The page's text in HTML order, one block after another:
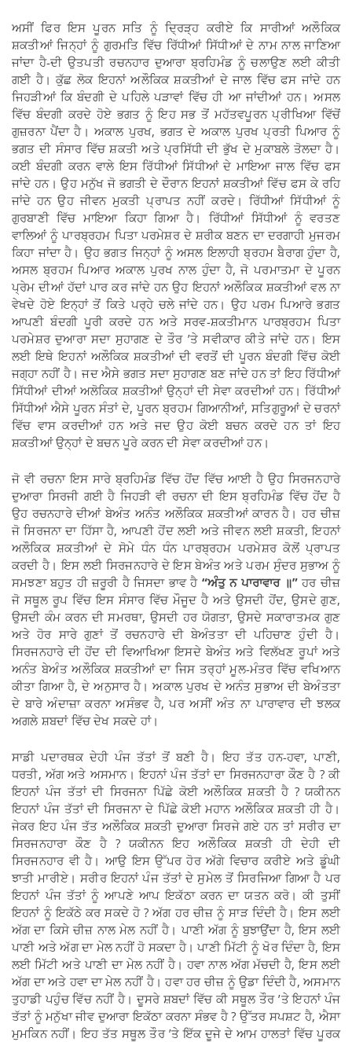
ਅਸੀਂ ਫਿਰ ਇਸ ਪੂਰਨ ਸਤਿ ਨੂੰ ਦ੍ਰਿੜ੍ਹ ਕਰੀਏ ਕਿ ਸਾਰੀਆਂ ਅਲੌਕਿਕ
ਸ਼ਕਤੀਆਂ ਜਿਨ੍ਹਾਂ ਨੂੰ ਗੁਰਮਤਿ ਵਿੱਚ ਰਿੱਧੀਆਂ ਸਿੱਧੀਆਂ ਦੇ ਨਾਮ ਨਾਲ ਜਾਣਿਆ
ਜਾਂਦਾ ਹੈ-ਦੀ ਉਤਪਤੀ ਰਚਨਹਾਰ ਦੁਆਰਾ ਬ੍ਰਹਿਮੰਡ ਨੂੰ ਚਲਾਉਣ ਲਈ ਕੀਤੀ
ਗਈ ਹੈ। ਕੁੱਛ ਲੋਕ ਇਹਨਾਂ ਅਲੌਕਿਕ ਸ਼ਕਤੀਆਂ ਦੇ ਜਾਲ ਵਿੱਚ ਫਸ ਜਾਂਦੇ ਹਨ
ਜਿਹੜੀਆਂ ਕਿ ਬੰਦਗੀ ਦੇ ਪਹਿਲੇ ਪੜਾਵਾਂ ਵਿੱਚ ਹੀ ਆ ਜਾਂਦੀਆਂ ਹਨ। ਅਸਲ
ਵਿੱਚ ਬੰਦਗੀ ਕਰਦੇ ਹੋਏ ਭਗਤ ਨੂੰ ਇਹ ਸਭ ਤੋਂ ਮਹੱਤਵਪੂਰਨ ਪ੍ਰੀਖਿਆ ਵਿੱਚੋਂ
ਗੁਜ਼ਰਨਾ ਪੈਂਦਾ ਹੈ। ਅਕਾਲ ਪੁਰਖ, ਭਗਤ ਦੇ ਅਕਾਲ ਪੁਰਖ ਪ੍ਰਤੀ ਪਿਆਰ ਨੂੰ
ਭਗਤ ਦੀ ਸੰਸਾਰ ਵਿੱਚ ਸ਼ਕਤੀ ਅਤੇ ਪ੍ਰਸਿੱਧੀ ਦੀ ਭੁੱਖ ਦੇ ਮੁਕਾਬਲੇ ਤੋਲਦਾ ਹੈ।
ਕਈ ਬੰਦਗੀ ਕਰਨ ਵਾਲੇ ਇਸ ਰਿੱਧੀਆਂ ਸਿੱਧੀਆਂ ਦੇ ਮਾਇਆ ਜਾਲ ਵਿੱਚ ਫਸ
ਜਾਂਦੇ ਹਨ। ਉਹ ਮਨੁੱਖ ਜੋ ਭਗਤੀ ਦੇ ਦੌਰਾਨ ਇਹਨਾਂ ਸ਼ਕਤੀਆਂ ਵਿੱਚ ਫਸ ਕੇ ਰਹਿ
ਜਾਂਦੇ ਹਨ ਉਹ ਜੀਵਨ ਮੁਕਤੀ ਪ੍ਰਾਪਤ ਨਹੀਂ ਕਰਦੇ। ਰਿੱਧੀਆਂ ਸਿੱਧੀਆਂ ਨੂੰ
ਗੁਰਬਾਣੀ ਵਿੱਚ ਮਾਇਆ ਕਿਹਾ ਗਿਆ ਹੈ। ਰਿੱਧੀਆਂ ਸਿੱਧੀਆਂ ਨੂੰ ਵਰਤਣ
ਵਾਲਿਆਂ ਨੂੰ ਪਾਰਬ੍ਰਹਮ ਪਿਤਾ ਪਰਮੇਸ਼ਰ ਦੇ ਸ਼ਰੀਕ ਬਣਨ ਦਾ ਦਰਗਾਹੀ ਮੁਜਰਮ
ਕਿਹਾ ਜਾਂਦਾ ਹੈ। ਉਹ ਭਗਤ ਜਿਨ੍ਹਾਂ ਨੂੰ ਅਸਲ ਇਲਾਹੀ ਬ੍ਰਹਮ ਬੈਰਾਗ ਹੁੰਦਾ ਹੈ,
ਅਸਲ ਬ੍ਰਹਮ ਪਿਆਰ ਅਕਾਲ ਪੁਰਖ ਨਾਲ ਹੁੰਦਾ ਹੈ, ਜੋ ਪਰਮਾਤਮਾ ਦੇ ਪੂਰਨ
ਪ੍ਰੇਮ ਦੀਆਂ ਹੱਦਾਂ ਪਾਰ ਕਰ ਜਾਂਦੇ ਹਨ ਉਹ ਇਹਨਾਂ ਅਲੌਕਿਕ ਸ਼ਕਤੀਆਂ ਵਲ ਨਾ
ਵੇਖਦੇ ਹੋਏ ਇਨ੍ਹਾਂ ਤੋਂ ਕਿਤੇ ਪਰ੍ਹੇ ਚਲੇ ਜਾਂਦੇ ਹਨ। ਉਹ ਪਰਮ ਪਿਆਰੇ ਭਗਤ
ਆਪਣੀ ਬੰਦਗੀ ਪੂਰੀ ਕਰਦੇ ਹਨ ਅਤੇ ਸਰਵ-ਸ਼ਕਤੀਮਾਨ ਪਾਰਬ੍ਰਹਮ ਪਿਤਾ
ਪਰਮੇਸ਼ਰ ਦੁਆਰਾ ਸਦਾ ਸੁਹਾਗਣ ਦੇ ਤੌਰ ’ਤੇ ਸਵੀਕਾਰ ਕੀਤੇ ਜਾਂਦੇ ਹਨ। ਇਸ
ਲਈ ਇਥੇ ਇਹਨਾਂ ਅਲੌਕਿਕ ਸ਼ਕਤੀਆਂ ਦੀ ਵਰਤੋਂ ਦੀ ਪੂਰਨ ਬੰਦਗੀ ਵਿੱਚ ਕੋਈ
ਜਗ੍ਹਾ ਨਹੀਂ ਹੈ। ਜਦ ਐਸੇ ਭਗਤ ਸਦਾ ਸੁਹਾਗਣ ਬਣ ਜਾਂਦੇ ਹਨ ਤਾਂ ਇਹ ਰਿੱਧੀਆਂ
ਸਿੱਧੀਆਂ ਦੀਆਂ ਅਲੋਕਿਕ ਸ਼ਕਤੀਆਂ ਉਨ੍ਹਾਂ ਦੀ ਸੇਵਾ ਕਰਦੀਆਂ ਹਨ। ਰਿੱਧੀਆਂ
ਸਿੱਧੀਆਂ ਐਸੇ ਪੂਰਨ ਸੰਤਾਂ ਦੇ, ਪੂਰਨ ਬ੍ਰਹਮ ਗਿਆਨੀਆਂ, ਸਤਿਗੁਰੂਆਂ ਦੇ ਚਰਨਾਂ
ਵਿੱਚ ਵਾਸ ਕਰਦੀਆਂ ਹਨ ਅਤੇ ਜਦ ਉਹ ਕੋਈ ਬਚਨ ਕਰਦੇ ਹਨ ਤਾਂ ਇਹ
ਸ਼ਕਤੀਆਂ ਉਨ੍ਹਾਂ ਦੇ ਬਚਨ ਪੂਰੇ ਕਰਨ ਦੀ ਸੇਵਾ ਕਰਦੀਆਂ ਹਨ।
ਜੋ ਵੀ ਰਚਨਾ ਇਸ ਸਾਰੇ ਬ੍ਰਹਿਮੰਡ ਵਿੱਚ ਹੋਂਦ ਵਿੱਚ ਆਈ ਹੈ ਉਹ ਸਿਰਜਨਹਾਰੇ
ਦੁਆਰਾ ਸਿਰਜੀ ਗਈ ਹੈ ਜਿਹੜੀ ਵੀ ਰਚਨਾ ਦੀ ਇਸ ਬ੍ਰਹਿਮੰਡ ਵਿੱਚ ਹੋਂਦ ਹੈ
ਉਹ ਰਚਨਹਾਰੇ ਦੀਆਂ ਬੇਅੰਤ ਅਨੰਤ ਅਲੌਕਿਕ ਸ਼ਕਤੀਆਂ ਕਾਰਨ ਹੈ। ਹਰ ਚੀਜ਼
ਜੋ ਸਿਰਜਨਾ ਦਾ ਹਿੱਸਾ ਹੈ, ਆਪਣੀ ਹੋਂਦ ਲਈ ਅਤੇ ਜੀਵਨ ਲਈ ਸ਼ਕਤੀ, ਇਹਨਾਂ
ਅਲੌਕਿਕ ਸ਼ਕਤੀਆਂ ਦੇ ਸੋਮੇ ਧੰਨ ਧੰਨ ਪਾਰਬ੍ਰਹਮ ਪਰਮੇਸ਼ਰ ਕੋਲੋਂ ਪ੍ਰਾਪਤ
ਕਰਦੀ ਹੈ। ਇਸ ਲਈ ਸਿਰਜਨਹਾਰੇ ਦੇ ਇਸ ਬੇਅੰਤ ਅਤੇ ਪਰਮ ਸੁੰਦਰ ਸੁਭਾਅ ਨੂੰ
ਸਮਝਣਾ ਬਹੁਤ ਹੀ ਜ਼ਰੂਰੀ ਹੈ ਜਿਸਦਾ ਭਾਵ ਹੈ “ਅੰਤੁ ਨ ਪਾਰਾਵਾਰ ॥”ਹਰ ਚੀਜ਼
ਜੋ ਸਥੂਲ ਰੂਪ ਵਿੱਚ ਇਸ ਸੰਸਾਰ ਵਿੱਚ ਮੌਜੂਦ ਹੈ ਅਤੇ ਉਸਦੀ ਹੋਂਦ, ਉਸਦੇ ਗੁਣ,
ਉਸਦੀ ਕੰਮ ਕਰਨ ਦੀ ਸਮਰਥਾ, ਉਸਦੀ ਹਰ ਯੋਗਤਾ, ਉਸਦੇ ਸਕਾਰਾਤਮਕ ਗੁਣ
ਅਤੇ ਹੋਰ ਸਾਰੇ ਗੁਣਾਂ ਤੋਂ ਰਚਨਹਾਰੇ ਦੀ ਬੇਅੰਤਤਾ ਦੀ ਪਹਿਚਾਣ ਹੁੰਦੀ ਹੈ।
ਸਿਰਜਨਹਾਰੇ ਦੀ ਹੋਂਦ ਦੀ ਵਿਆਖਿਆ ਇਸਦੇ ਬੇਅੰਤ ਅਤੇ ਵਿਲੱਖਣ ਰੂਪਾਂ ਅਤੇ
ਅਨੰਤ ਬੇਅੰਤ ਅਲੌਕਿਕ ਸ਼ਕਤੀਆਂ ਦਾ ਜਿਸ ਤਰ੍ਹਾਂ ਮੂਲ-ਮੰਤਰ ਵਿੱਚ ਵਖਿਆਨ
ਕੀਤਾ ਗਿਆ ਹੈ, ਦੇ ਅਨੁਸਾਰ ਹੈ। ਅਕਾਲ ਪੁਰਖ ਦੇ ਅਨੰਤ ਸੁਭਾਅ ਦੀ ਬੇਅੰਤਤਾ
ਦੇ ਬਾਰੇ ਅੰਦਾਜ਼ਾ ਕਰਨਾ ਅਸੰਭਵ ਹੈ, ਪਰ ਅਸੀਂ ਅੰਤ ਨਾ ਪਾਰਾਵਾਰ ਦੀ ਝਲਕ
ਅਗਲੇ ਸ਼ਬਦਾਂ ਵਿੱਚ ਦੇਖ ਸਕਦੇ ਹਾਂ।
ਸਾਡੀ ਪਦਾਰਥਕ ਦੇਹੀ ਪੰਜ ਤੱਤਾਂ ਤੋਂ ਬਣੀ ਹੈ। ਇਹ ਤੱਤ ਹਨ-ਹਵਾ, ਪਾਣੀ,
ਧਰਤੀ, ਅੱਗ ਅਤੇ ਅਸਮਾਨ। ਇਹਨਾਂ ਪੰਜ ਤੱਤਾਂ ਦਾ ਸਿਰਜਨਹਾਰਾ ਕੌਣ ਹੈ ? ਕੀ
ਇਹਨਾਂ ਪੰਜ ਤੱਤਾਂ ਦੀ ਸਿਰਜਨਾ ਪਿੱਛੇ ਕੋਈ ਅਲੌਕਿਕ ਸ਼ਕਤੀ ਹੈ ? ਯਕੀਨਨ
ਇਹਨਾਂ ਪੰਜ ਤੱਤਾਂ ਦੀ ਸਿਰਜਨਾ ਦੇ ਪਿੱਛੇ ਕੋਈ ਮਹਾਨ ਅਲੌਕਿਕ ਸ਼ਕਤੀ ਹੀ ਹੈ।
ਜੇਕਰ ਇਹ ਪੰਜ ਤੱਤ ਅਲੌਕਿਕ ਸ਼ਕਤੀ ਦੁਆਰਾ ਸਿਰਜੇ ਗਏ ਹਨ ਤਾਂ ਸਰੀਰ ਦਾ
ਸਿਰਜਨਹਾਰਾ ਕੌਣ ਹੈ ? ਯਕੀਨਨ ਇਹ ਅਲੌਕਿਕ ਸ਼ਕਤੀ ਹੀ ਦੇਹੀ ਦੀ
ਸਿਰਜਨਹਾਰ ਵੀ ਹੈ। ਆਉ ਇਸ ਉੱਪਰ ਹੋਰ ਅੱਗੇ ਵਿਚਾਰ ਕਰੀਏ ਅਤੇ ਡੂੰਘੀ
ਝਾਤੀ ਮਾਰੀਏ। ਸਰੀਰ ਇਹਨਾਂ ਪੰਜ ਤੱਤਾਂ ਦੇ ਸੁਮੇਲ ਤੋਂ ਸਿਰਜਿਆ ਗਿਆ ਹੈ ਪਰ
ਇਹਨਾਂ ਪੰਜ ਤੱਤਾਂ ਨੂੰ ਆਪਣੇ ਆਪ ਇਕੱਠਾ ਕਰਨ ਦਾ ਯਤਨ ਕਰੋ। ਕੀ ਤੁਸੀਂ
ਇਹਨਾਂ ਨੂੰ ਇਕੱਠੇ ਕਰ ਸਕਦੇ ਹੋ ? ਅੱਗ ਹਰ ਚੀਜ਼ ਨੂੰ ਸਾੜ ਦਿੰਦੀ ਹੈ। ਇਸ ਲਈ
ਅੱਗ ਦਾ ਕਿਸੇ ਚੀਜ਼ ਨਾਲ ਮੇਲ ਨਹੀਂ ਹੈ। ਪਾਣੀ ਅੱਗ ਨੂੰ ਬੁਝਾਉਂਦਾ ਹੈ, ਇਸ ਲਈ
ਪਾਣੀ ਅਤੇ ਅੱਗ ਦਾ ਮੇਲ ਨਹੀਂ ਹੋ ਸਕਦਾ ਹੈ। ਪਾਣੀ ਮਿੱਟੀ ਨੂੰ ਖੋਰ ਦਿੰਦਾ ਹੈ, ਇਸ
ਲਈ ਮਿੱਟੀ ਅਤੇ ਪਾਣੀ ਦਾ ਮੇਲ ਨਹੀਂ ਹੈ। ਹਵਾ ਨਾਲ ਅੱਗ ਮੱਚਦੀ ਹੈ, ਇਸ ਲਈ
ਅੱਗ ਦਾ ਅਤੇ ਹਵਾ ਦਾ ਮੇਲ ਨਹੀਂ ਹੈ। ਹਵਾ ਹਰ ਚੀਜ਼ ਨੂੰ ਉਡਾ ਦਿੰਦੀ ਹੈ, ਅਸਮਾਨ
ਤੁਹਾਡੀ ਪਹੁੰਚ ਵਿੱਚ ਨਹੀਂ ਹੈ। ਦੂਸਰੇ ਸ਼ਬਦਾਂ ਵਿੱਚ ਕੀ ਸਥੂਲ ਤੌਰ ’ਤੇ ਇਹਨਾਂ ਪੰਜ
ਤੱਤਾਂ ਨੂੰ ਮਨੁੱਖਾ ਜੀਵ ਦੁਆਰਾ ਇਕੱਠਾ ਕਰਨਾ ਸੰਭਵ ਹੈ ? ਉੱਤਰ ਸਪਸ਼ਟ ਹੈ, ਐਸਾ
ਮੁਮਕਿਨ ਨਹੀਂ। ਇਹ ਤੱਤ ਸਥੂਲ ਤੌਰ ’ਤੇ ਇੱਕ ਦੂਜੇ ਦੇ ਆਮ ਹਾਲਤਾਂ ਵਿੱਚ ਪੂਰਕ